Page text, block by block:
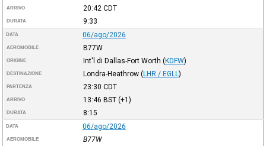
ARRIVO 20:42 CDT
DURATA 9:33
DATA 06/ago/2026
AEROMOBILE B77W
ORIGINE Int'l di Dallas-Fort Worth (KDFW)
DESTINAZIONE Londra-Heathrow (LHR / EGLL )
PARTENZA 23:30 CDT
ARRIVO 13:46 BST(+1)
DURATA 8:15
DATA 06/ago/2026
AEROMOBILE B77W